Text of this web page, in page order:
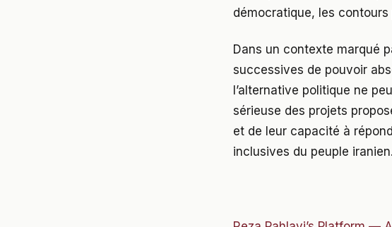
démocratique, les contours
Dans un contexte marqué
successives de pouvoir
l’alternative politique ne
sérieuse des projets
et de leur capacité à
inclusives du peuple iranien.